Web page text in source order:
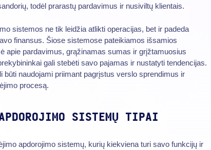
todėl prarastų pardavimus ir nusiviltų klientais.
sistemos ne tik leidžia atlikti operacijas, bet ir padeda
finansus. Šiose sistemose pateikiamos išsamios
apie pardavimus, grąžinamas sumas ir grįžtamuosius
gali stebėti savo pajamas ir nustatyti tendencijas.
būti naudojami priimant pagrįstus verslo sprendimus ir
procesą.
SISTEMŲ TIPAI
apdorojimo sistemų, kurių kiekviena turi savo funkcijų ir